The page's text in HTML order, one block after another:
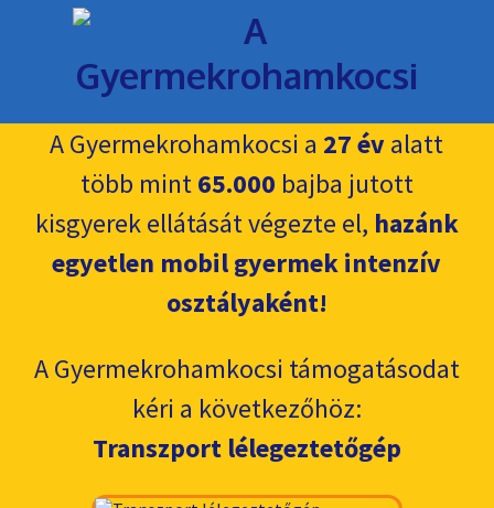
A Gyermekrohamkocsi a 27 évalatt
több mint65.000 bajba jutott
kisgyerek ellátását végezte el, hazánk
egyetlen mobil gyermek intenzív
osztályaként!
A Gyermekrohamkocsi támogatásodat
kéri a következőhöz:
Transzport lélegeztetőgép